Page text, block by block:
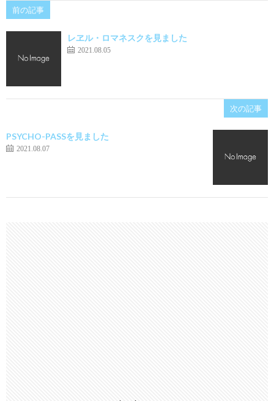
前の記事
レヱル・ロマネスクを見ました
2021.08.05
次の記事
PSYCHO-PASSを見ました
2021.08.07